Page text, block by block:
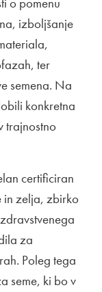
izboljšanje
ter
semena. Na
konkretna
trajnostno
certificiran
in zelja, zbirko
za
Poleg tega
seme, ki bo v